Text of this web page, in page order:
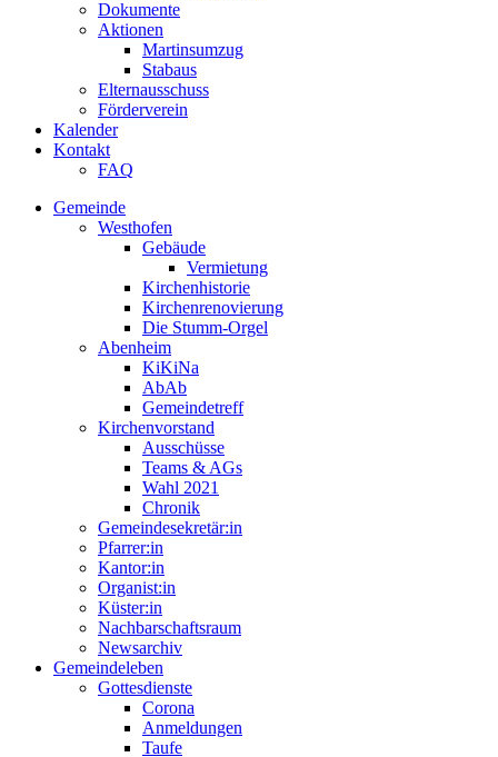
Dokumente
Aktionen
Martinsumzug
Stabaus
Elternausschuss
Förderverein
Kalender
Kontakt
FAQ
Gemeinde
Westhofen
Gebäude
Vermietung
Kirchenhistorie
Kirchenrenovierung
Die Stumm-Orgel
Abenheim
KiKiNa
AbAb
Gemeindetreff
Kirchenvorstand
Ausschüsse
Teams & AGs
Wahl 2021
Chronik
Gemeindesekretär:in
Pfarrer:in
Kantor:in
Organist:in
Küster:in
Nachbarschaftsraum
Newsarchiv
Gemeindeleben
Gottesdienste
Corona
Anmeldungen
Taufe